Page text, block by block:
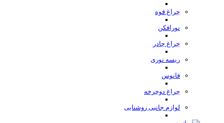
چراغ قوه
نورافکن
چراغ چادر
ریسه نوری
فانوس
چراغ دوچرخه
لوازم جانبی روشنایی